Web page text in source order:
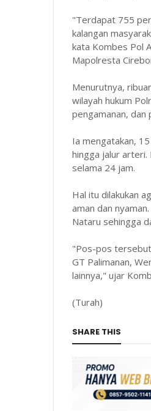
"Terdapat 755
kalangan
kata Kombes Pol
Mapolresta
Menurutnya,
wilayah hukum
pengamanan, dan
Ia mengatakan,
hingga jalur
selama 24 jam.
Hal itu dilakukan
aman dan
Nataru sehingga
"Pos-pos
GT Palimanan,
lainnya," ujar
(Turah)
SHARE THIS